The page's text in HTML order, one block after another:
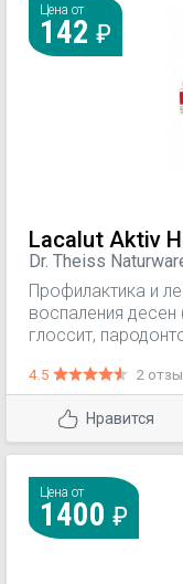
Цена от
142
Lacalut Aktiv
Dr. Theiss
Профилактика и
воспаления десен
глоссит,
4.5 2
Нравится
Цена от
1400